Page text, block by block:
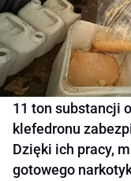
11 ton substancji
klefedronu
Dzięki ich pracy,
gotowego